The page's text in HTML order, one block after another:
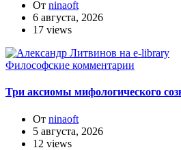
От ninaoft
6 августа, 2026
17 views
Философские комментарии
Три аксиомы мифологического
От ninaoft
5 августа, 2026
12 views